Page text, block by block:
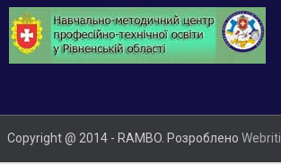
Copyright @ 2014 - RAMBO. Розроблено Webriti